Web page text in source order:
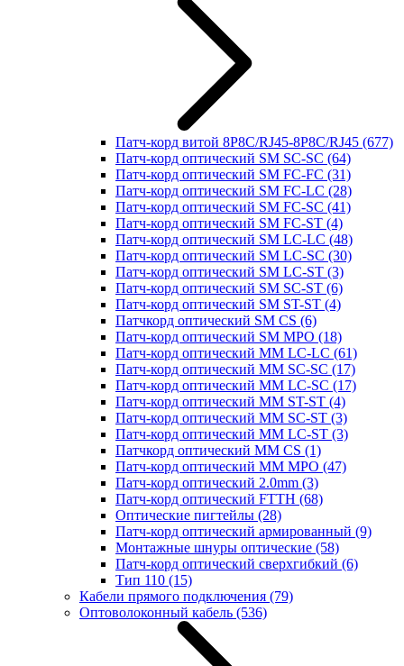
Патч-корд витой 8P8C/RJ45-8P8C/RJ45 (677)
Патч-корд оптический SM SC-SC (64)
Патч-корд оптический SM FC-FC (31)
Патч-корд оптический SM FC-LC (28)
Патч-корд оптический SM FC-SC (41)
Патч-корд оптический SM FC-ST (4)
Патч-корд оптический SM LC-LC (48)
Патч-корд оптический SM LC-SC (30)
Патч-корд оптический SM LC-ST (3)
Патч-корд оптический SM SC-ST (6)
Патч-корд оптический SM ST-ST (4)
Патчкорд оптический SM CS (6)
Патч-корд оптический SM MPO (18)
Патч-корд оптический MM LC-LC (61)
Патч-корд оптический MM SC-SC (17)
Патч-корд оптический MM LC-SC (17)
Патч-корд оптический MM ST-ST (4)
Патч-корд оптический MM SC-ST (3)
Патч-корд оптический MM LC-ST (3)
Патчкорд оптический MM CS (1)
Патч-корд оптический MM MPO (47)
Патч-корд оптический 2.0mm (3)
Патч-корд оптический FTTH (68)
Оптические пигтейлы (28)
Патч-корд оптический армированный (9)
Монтажные шнуры оптические (58)
Патч-корд оптический сверхгибкий (6)
Тип 110 (15)
Кабели прямого подключения (79)
Оптоволоконный кабель (536)